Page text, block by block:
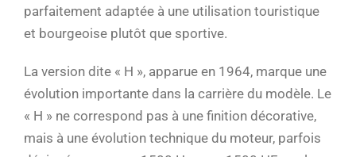
parfaitement adaptée à une utilisation touristique
et bourgeoise plutôt que sportive.
La version dite « H », apparue en 1964, marque une
évolution importante dans la carrière du modèle. Le
« H » ne correspond pas à une finition décorative,
mais à une évolution technique du moteur, parfois